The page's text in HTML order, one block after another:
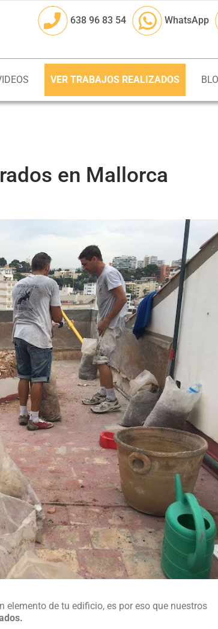
638 96 83 54 WhatsApp
VER TRABAJOS REALIZADOS
en Mallorca
de tu edificio, es por eso que nuestros